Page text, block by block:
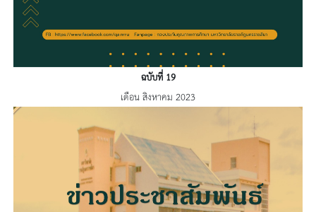
ฉบับที่ 19
เดือน สิงหาคม 2023